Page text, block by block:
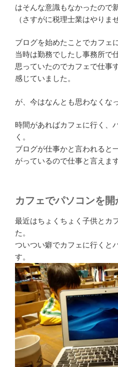
はそんな意識もなかったので
（さすがに税理士業はやりま
ブログを始めたことでカフェ
当時は勤務でしたし事務所で
思っていたのでカフェで仕事
感じていました。
が、今はなんとも思わなくな
時間があればカフェに行く、
く。
ブログが仕事かと言われると
がっているので仕事と言えます
カフェでパソコンを開
最近はちょくちょく子供とカ
た。
ついつい癖でカフェに行くと
す。